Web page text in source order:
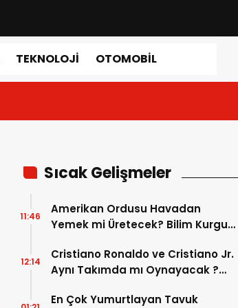
TEKNOLOJI OTOMOBIL
Sıcak Gelişmeler
Amerikan Ordusu Havadan
Yemek mi Üretecek? Bilim Kurgu
11:46
Cristiano Ronaldo ve Cristiano Jr.
Aynı Takımda mı Oynayacak ?
Dönemimi Başlıyor ?
12:14
En Çok Yumurtlayan Tavuk